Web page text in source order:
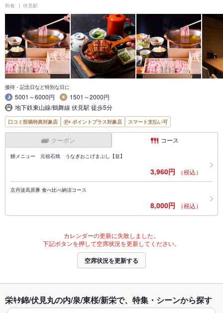
和食 伏見駅
接待・記念日など特別な日に
5001～6000円
1501～2000円
地下鉄東山線/鶴舞線 伏見駅 徒歩5分
口コミ投稿特典対象店 ポイントプラス対象店 スマート支払い可
クーポン コース
鰻メニュー 元祖石焼 うなぎおこげまぶし【並】
3,960円 （税込）
京丹波高原豚 食べ比べ納涼コース
8,000円 （税込）
カレンダーの更新に失敗しました。
下記ボタンを押して空席状況を更新してください。
空席状況を更新する
栄ｷﾀ錦/伏見丸の内/泉/東桜/新栄で、特集・シーンから探す